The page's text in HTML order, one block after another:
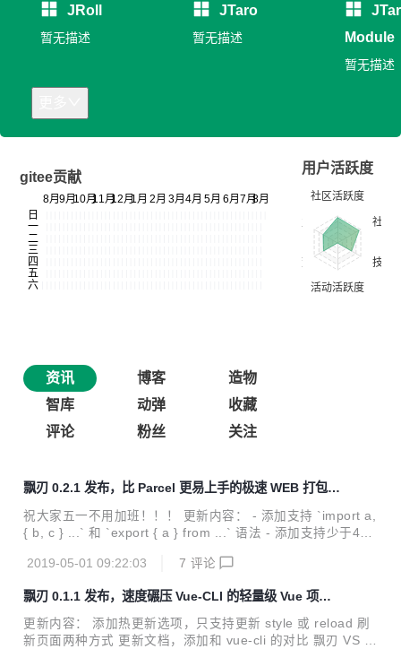
JRoll
暂无描述
JTaro
暂无描述
Module
暂无描述
gitee贡献
用户活跃度
资讯 博客
造物
智库
动弹
收藏
评论
粉丝 关注
飘刃 0.2.1 发布，比 Parcel 更易上手的极速 WEB 打包工
具
祝大家五一不用加班！！！ 更新内容： - 添加支持 `import a,
{ b, c } ...` 和 `export { a } from ...` 语法 - 添加支持少于4k
贝到相应的静态文件夹的功能 - 添加 html2VueRender 选
e render 函数 - 解决 sass 使用 `@import` 导入路径问题 -
添加支持 rollup 插件的 `resolveId` 方法 - 优化项目文件结构
飘刃 v0.2.1 是个较...
2019-05-01 09:22:03 7 评论
飘刃 0.1.1 发布，速度碾压 Vue-CLI 的轻量级 Vue 项目
构建工具
更新内容： 添加热更新选项，只支持更新 style 或 reload 刷
新页面两种方式 更新文档，添加和 vue-cli 的对比 飘刃 VS V